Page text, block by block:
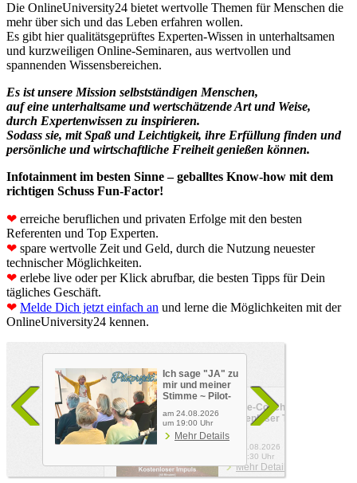
Die OnlineUniversity24 bietet wertvolle Themen für Menschen die
mehr über sich und das Leben erfahren wollen.
Es gibt hier qualitätsgeprüftes Experten-Wissen in unterhaltsamen
und kurzweiligen Online-Seminaren, aus wertvollen und
spannenden Wissensbereichen.
Es ist unsere Mission selbstständigen Menschen,
auf eine unterhaltsame und wertschätzende Art und Weise,
durch Expertenwissen zu inspirieren.
Sodass sie, mit Spaß und Leichtigkeit, ihre Erfüllung finden und
persönliche und wirtschaftliche Freiheit genießen können.
Infotainment im besten Sinne – geballtes Know-how mit dem
richtigen Schuss Fun-Factor!
❤ erreiche beruflichen und privaten Er­folge mit den besten
Referenten und Top Experten.
❤ spare wertvolle Zeit und Geld, durch die Nutzung neuester
technischer Möglichkeiten.
❤ erlebe live oder per Klick abrufbar, die besten Tipps für Dein
tägliches Geschäft.
❤ Melde Dich jetzt einfach an und lerne die Möglichkeiten mit der
OnlineUniversity24 kennen.